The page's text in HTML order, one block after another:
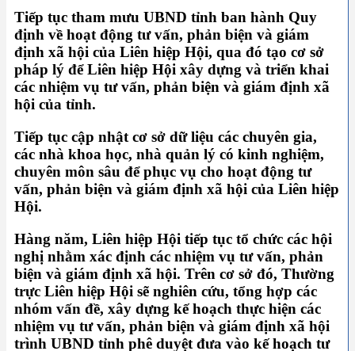
Tiếp tục tham mưu UBND tỉnh ban hành Quy
định về hoạt động tư vấn, phản biện và giám
định xã hội của Liên hiệp Hội, qua đó tạo cơ sở
pháp lý để Liên hiệp Hội xây dựng và triển khai
các nhiệm vụ tư vấn, phản biện và giám định xã
hội của tỉnh.
Tiếp tục cập nhật cơ sở dữ liệu các chuyên gia,
các nhà khoa học, nhà quản lý có kinh nghiệm,
chuyên môn sâu để phục vụ cho hoạt động tư
vấn, phản biện và giám định xã hội của Liên hiệp
Hội.
Hàng năm, Liên hiệp Hội tiếp tục tổ chức các hội
nghị nhằm xác định các nhiệm vụ tư vấn, phản
biện và giám định xã hội. Trên cơ sở đó, Thường
trực Liên hiệp Hội sẽ nghiên cứu, tổng hợp các
nhóm vấn đề, xây dựng kế hoạch thực hiện các
nhiệm vụ tư vấn, phản biện và giám định xã hội
trình UBND tỉnh phê duyệt đưa vào kế hoạch tư